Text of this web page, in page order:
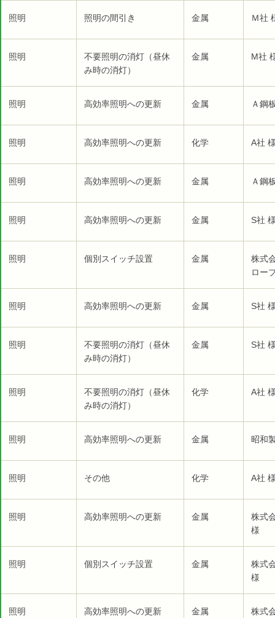
照明 照明の間引き 金属 Ｍ社
照明
不要照明の消灯（昼休
み時の消灯）
金属 M社
照明 高効率照明への更新 金属 Ａ鋼
照明 高効率照明への更新 化学 A社
照明 高効率照明への更新 金属 Ａ鋼
照明 高効率照明への更新 金属 S社
照明 個別スイッチ設置 金属
株式
ロー
照明 高効率照明への更新 金属 S社
照明
不要照明の消灯（昼休
み時の消灯）
金属 S社
照明
不要照明の消灯（昼休
み時の消灯）
化学 A社
照明 高効率照明への更新 金属 昭和
照明 その他 化学 A社
照明 高効率照明への更新 金属
株式
様
照明 個別スイッチ設置 金属
株式
様
照明 高効率照明への更新 金属 株式